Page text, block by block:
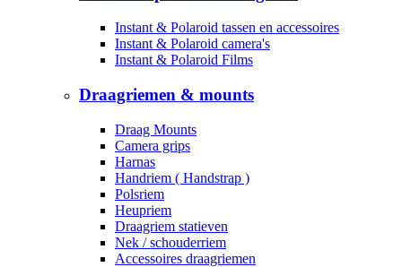
Instant & Polaroid tassen en accessoires
Instant & Polaroid camera's
Instant & Polaroid Films
Draagriemen & mounts
Draag Mounts
Camera grips
Harnas
Handriem ( Handstrap )
Polsriem
Heupriem
Draagriem statieven
Nek / schouderriem
Accessoires draagriemen